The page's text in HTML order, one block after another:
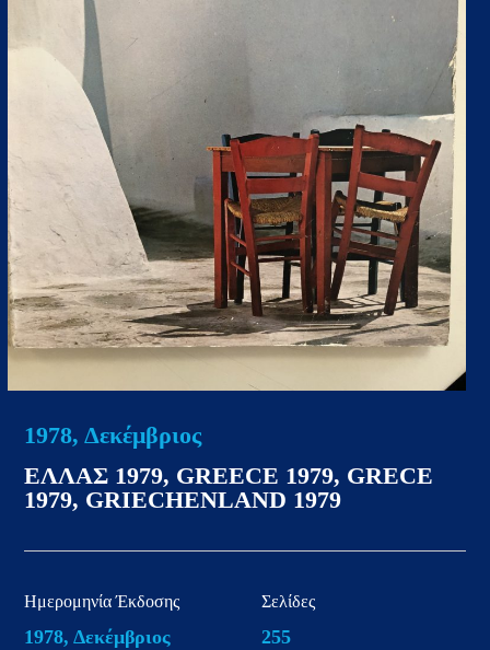
1978, Δεκέμβριος
ΕΛΛΑΣ 1979, GREECE 1979, GRECE
1979, GRIECHENLAND 1979
Ημερομηνία Έκδοσης
1978, Δεκέμβριος
Σελίδες
255